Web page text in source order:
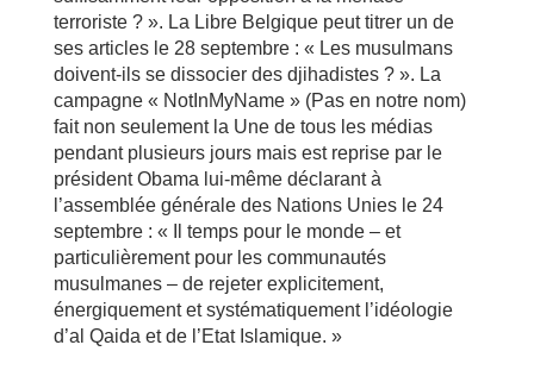
terroriste ? ». La Libre Belgique peut titrer un de
ses articles le 28 septembre : « Les musulmans
doivent-ils se dissocier des djihadistes ? ». La
campagne « NotInMyName » (Pas en notre nom)
fait non seulement la Une de tous les médias
pendant plusieurs jours mais est reprise par le
président Obama lui-même déclarant à
l’assemblée générale des Nations Unies le 24
septembre : « Il temps pour le monde – et
particulièrement pour les communautés
musulmanes – de rejeter explicitement,
énergiquement et systématiquement l’idéologie
d’al Qaida et de l’Etat Islamique. »